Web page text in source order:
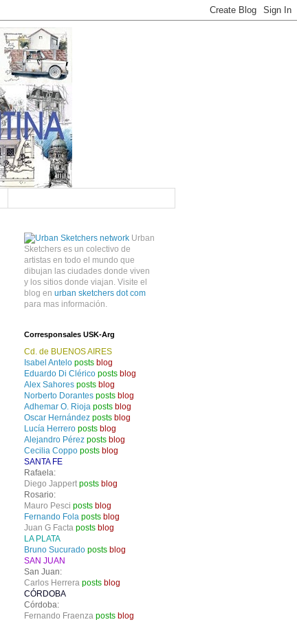
Urban
Sketchers es un colectivo de
artistas en todo el mundo que
dibujan las ciudades donde viven
y los sitios donde viajan. Visite el
blog en urban sketchers dot com
para mas información.
Corresponsales USK-Arg
Cd. de BUENOS AIRES
Isabel Antelo posts blog
Eduardo Di Clérico posts blog
Alex Sahores posts blog
Norberto Dorantes posts blog
Adhemar O. Rioja posts blog
Oscar Hernández posts blog
Lucía Herrero posts blog
Alejandro Pérez posts blog
Cecilia Coppo posts blog
SANTA FE
Rafaela:
Diego Jappert posts blog
Rosario:
Mauro Pesci posts blog
Fernando Fola posts blog
Juan G Facta posts blog
LA PLATA
Bruno Sucurado posts blog
SAN JUAN
San Juan:
Carlos Herrera posts blog
CÓRDOBA
Córdoba:
Fernando Fraenza posts blog